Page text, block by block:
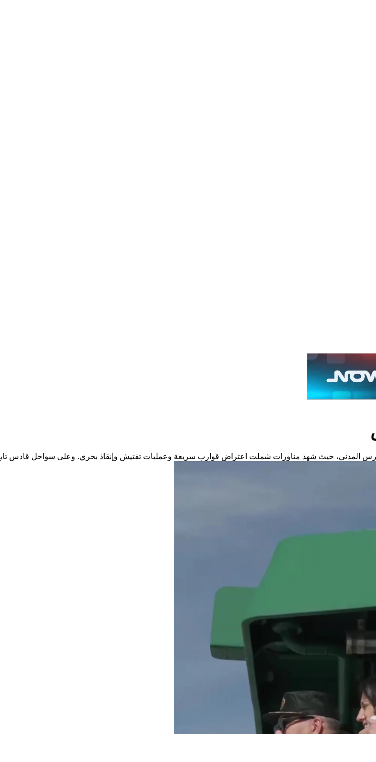
للحرس المدني، حيث شهد مناورات شملت اعتراض قوارب سريعة وعمليات تفتيش وإنقاذ بحري. وعلى سواحل قادس